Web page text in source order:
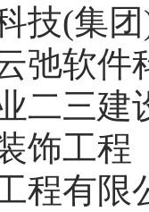
技(集
弛软件
二三建
饰工程
程有限